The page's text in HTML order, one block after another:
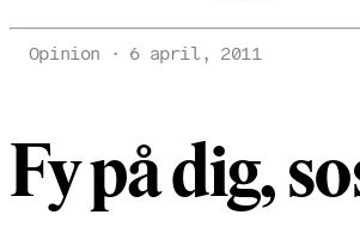
Opinion 6 april, 2011
Fy på dig,